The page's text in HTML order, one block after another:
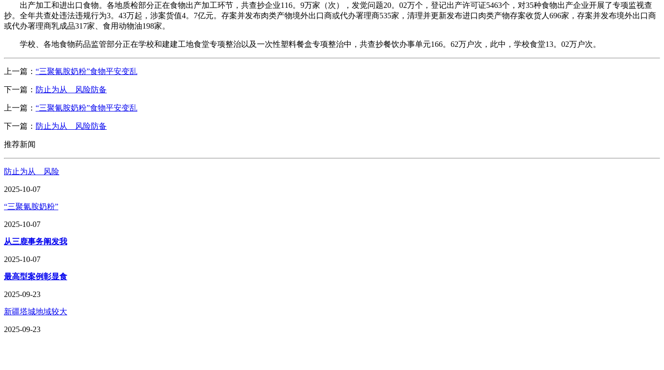
出产加工和进出口食物。各地质检部分正在食物出产加工环节，共查抄企业116。9万家（次），发觉问题20。02万个，登记出产许可证5463个，对35种食物出产企业开展了专项监视查
抄。全年共查处违法违规行为3。43万起，涉案货值4。7亿元。存案并发布肉类产物境外出口商或代办署理商535家，清理并更新发布进口肉类产物存案收货人696家，存案并发布境外出口商
或代办署理商乳成品317家、食用动物油198家。
学校、各地食物药品监管部分正在学校和建建工地食堂专项整治以及一次性塑料餐盒专项整治中，共查抄餐饮办事单元166。62万户次，此中，学校食堂13。02万户次。
上一篇： “三聚氰胺奶粉”食物平安变乱
下一篇： 防止为从 风险防备
上一篇： “三聚氰胺奶粉”食物平安变乱
下一篇： 防止为从 风险防备
推荐新闻
防止为从 风险
2025-10-07
“三聚氰胺奶粉”
2025-10-07
从三鹿事务阐发我
2025-10-07
最高型案例彰显食
2025-09-23
新疆塔城地域较大
2025-09-23